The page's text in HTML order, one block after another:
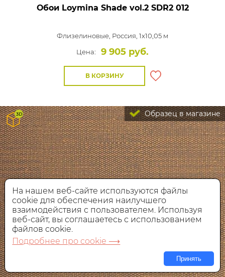
Обои Loymina Shade vol.2SDR2 012
Флизелиновые, Россия, 1x10,05 м
Цена:
9 905 руб.
В КОРЗИНУ
Образец в магазине
На нашем веб-сайте используются файлы
cookie для обеспечения наилучшего
взаимодействия с пользователем. Используя
веб-сайт, вы соглашаетесь с использованием
файлов cookie.
Подробнее про cookie ⟶
Принять